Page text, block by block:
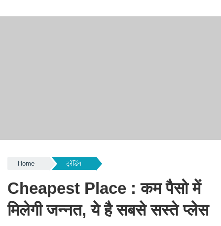
Home ट्रेंडिंग
Cheapest Place : कम पैसो में
मिलेगी जन्नत, ये है सबसे सस्ते प्लेस